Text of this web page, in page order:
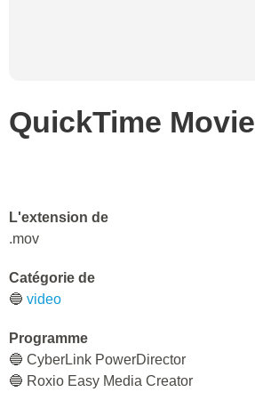
QuickTime Movie
L'extension de
.mov
Catégorie de
🔵 video
Programme
🔵 CyberLink PowerDirector
🔵 Roxio Easy Media Creator